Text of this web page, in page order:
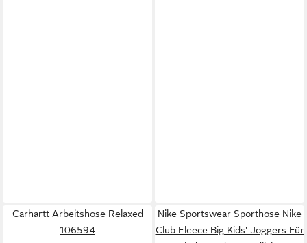
Carhartt Arbeitshose Relaxed
106594
Nike Sportswear Sporthose Nike
Club Fleece Big Kids' Joggers Für